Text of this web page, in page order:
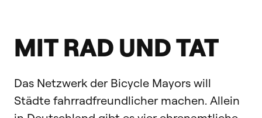
MIT RAD UND TAT
Das Netzwerk der Bicycle Mayors will
Städte fahrradfreundlicher machen. Allein